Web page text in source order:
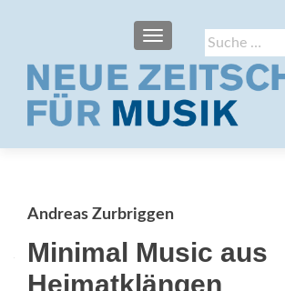
Suche
nach:
SCHALTE NAVIGATION
Andreas Zurbriggen
Minimal Music aus
Heimatklängen